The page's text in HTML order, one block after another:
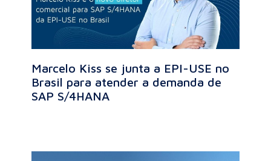
Marcelo Kiss se junta a EPI-USE no
Brasil para atender a demanda de
SAP S/4HANA